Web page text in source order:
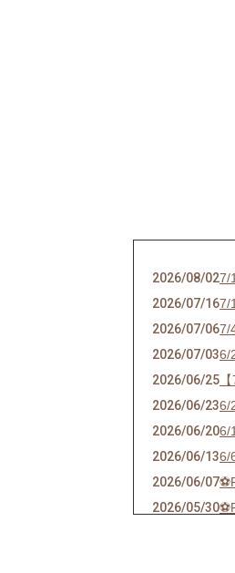
2026/08/027/
2026/07/167/
2026/07/067/
2026/07/036/
2026/06/25
2026/06/236/
2026/06/206/
2026/06/136/
2026/06/07
2026/05/30